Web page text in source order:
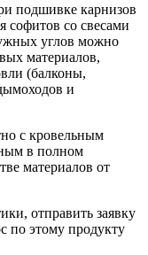
подшивке карнизов
софитов со свесами
углов можно
материалов,
(балконы,
и
с кровельным
в полном
материалов от
отправить заявку
по этому продукту